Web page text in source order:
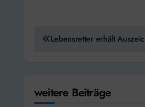
Lebensretter erhält
weitere Beiträge